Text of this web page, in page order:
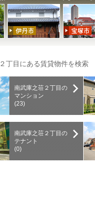
丁目にある賃貸物件を検索
南武庫之荘２丁目の
マンション
(23)
南武庫之荘２丁目の
テナント
(0)